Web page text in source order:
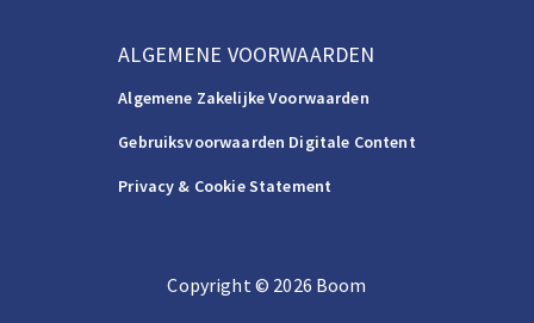
ALGEMENE VOORWAARDEN
Algemene Zakelijke Voorwaarden
Gebruiksvoorwaarden Digitale Content
Privacy & Cookie Statement
Copyright©️ 2026 Boom